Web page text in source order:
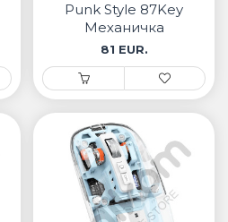
Punk Style 87Key
Механичка
Тастатура
81 EUR.